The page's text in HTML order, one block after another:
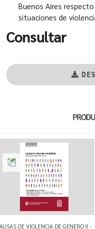
Buenos Aires
situaciones de
Consultar
DE VIOLENCIA DE GENERO II -